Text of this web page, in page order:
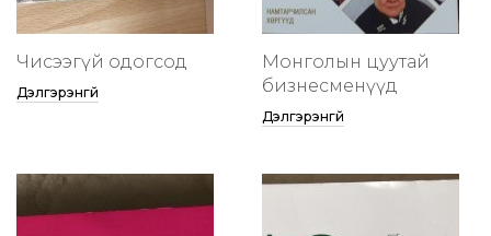
Чисээгүй одогсод
Дэлгэрэнгүй
Монголын цуутай
бизнесменүүд
Дэлгэрэнгүй